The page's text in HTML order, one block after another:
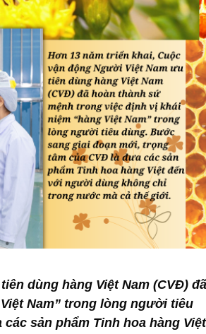
dùng hàng Việt Nam (CVĐ) đã
Nam” trong lòng người tiêu
sản phẩm Tinh hoa hàng Việt